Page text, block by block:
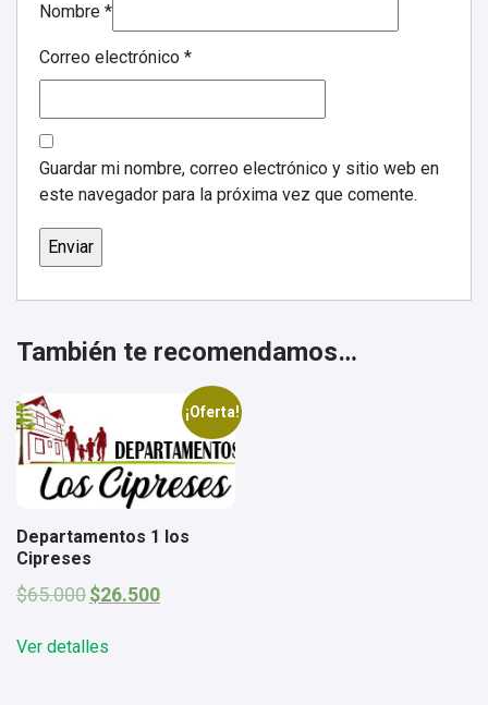
Nombre *
Correo electrónico *
Guardar mi nombre, correo electrónico y sitio web en
este navegador para la próxima vez que comente.
También te recomendamos…
¡Oferta!
Departamentos 1 los
Cipreses
$65.000 El
era:
$26.500El
Ver detalles